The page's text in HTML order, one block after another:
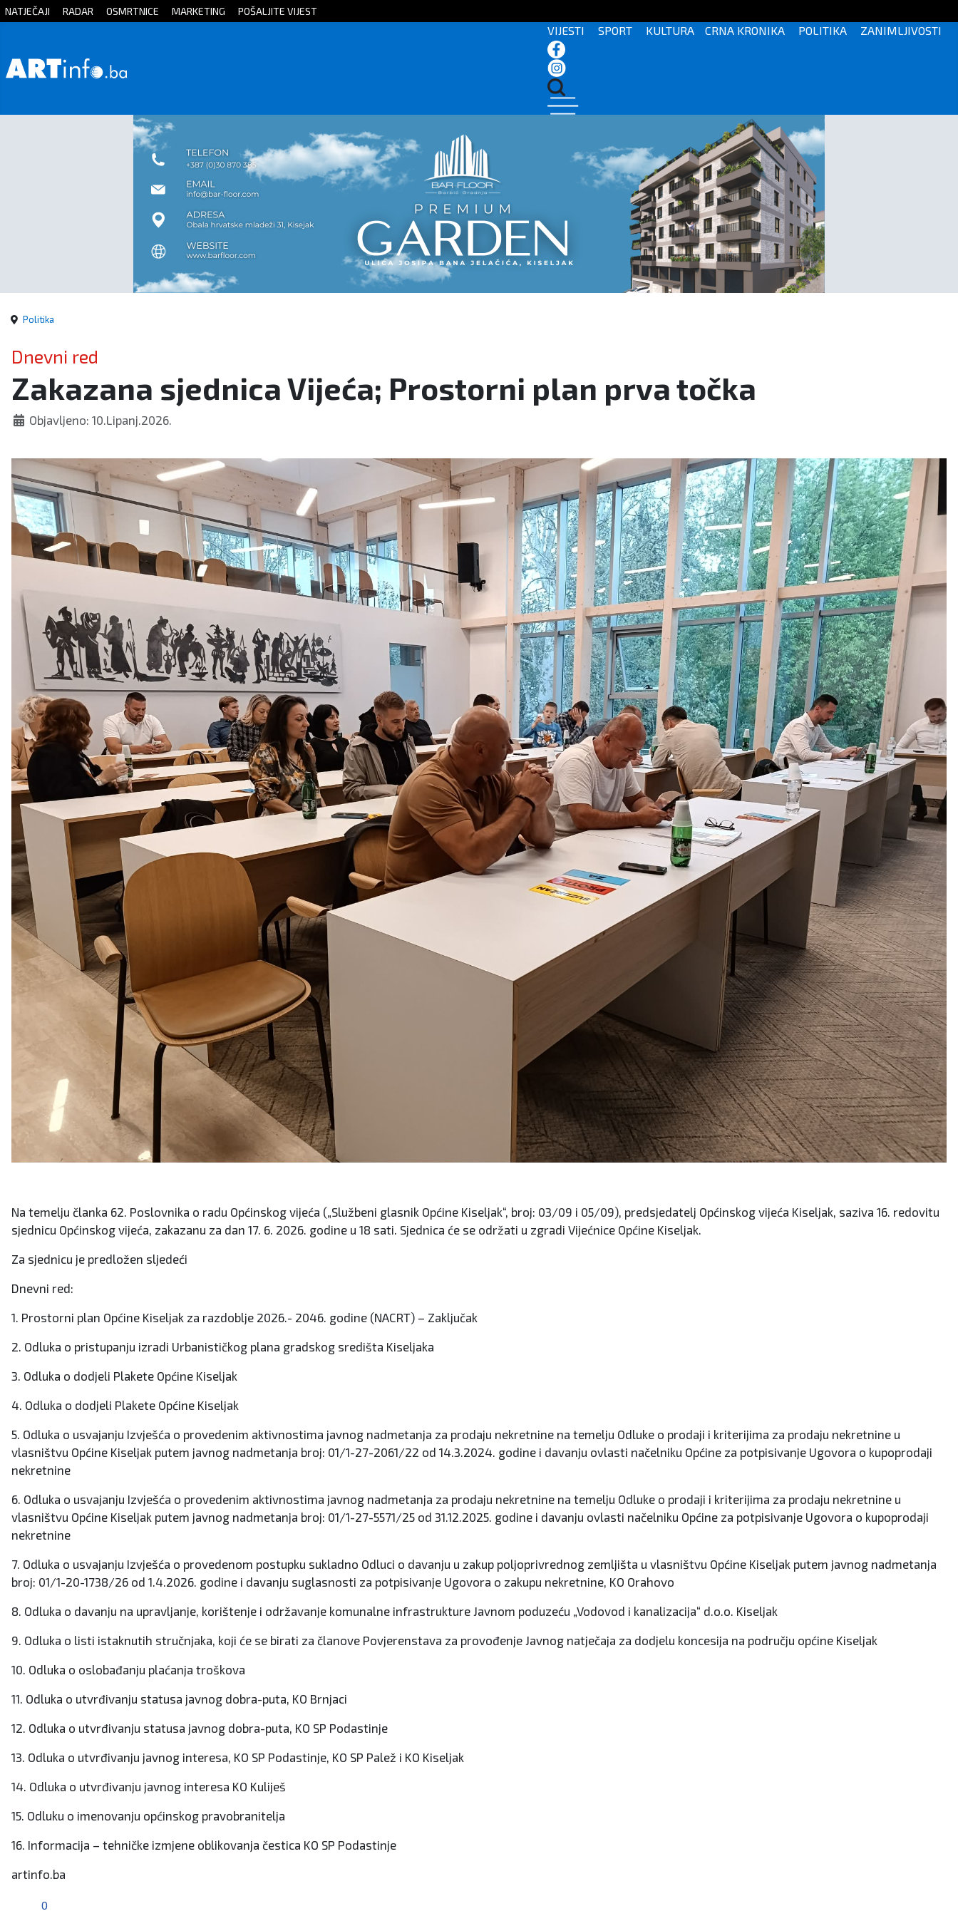
Početna
Zanimljivosti
NATJEČAJI RADAR OSMRTNICE MARKETING POŠALJITE VIJEST
VIJESTI SPORT KULTURA CRNA KRONIKA POLITIKA ZANIMLJIVOSTI
Politika
Dnevni red
Zakazana sjednica Vijeća; Prostorni plan prva točka
Objavljeno: 10.Lipanj.2026.
Na temelju članka 62. Poslovnika o radu Općinskog vijeća („Službeni glasnik Općine Kiseljak“, broj: 03/09 i 05/09), predsjedatelj Općinskog vijeća Kiseljak, saziva 16. redovitu
sjednicu Općinskog vijeća, zakazanu za dan 17. 6. 2026. godine u 18 sati. Sjednica će se održati u zgradi Vijećnice Općine Kiseljak.
Za sjednicu je predložen sljedeći
Dnevni red:
1. Prostorni plan Općine Kiseljak za razdoblje 2026.- 2046. godine (NACRT) – Zaključak
2. Odluka o pristupanju izradi Urbanističkog plana gradskog središta Kiseljaka
3. Odluka o dodjeli Plakete Općine Kiseljak
4. Odluka o dodjeli Plakete Općine Kiseljak
5. Odluka o usvajanju Izvješća o provedenim aktivnostima javnog nadmetanja za prodaju nekretnine na temelju Odluke o prodaji i kriterijima za prodaju nekretnine u
vlasništvu Općine Kiseljak putem javnog nadmetanja broj: 01/1-27-2061/22 od 14.3.2024. godine i davanju ovlasti načelniku Općine za potpisivanje Ugovora o kupoprodaji
nekretnine
6. Odluka o usvajanju Izvješća o provedenim aktivnostima javnog nadmetanja za prodaju nekretnine na temelju Odluke o prodaji i kriterijima za prodaju nekretnine u
vlasništvu Općine Kiseljak putem javnog nadmetanja broj: 01/1-27-5571/25 od 31.12.2025. godine i davanju ovlasti načelniku Općine za potpisivanje Ugovora o kupoprodaji
nekretnine
7. Odluka o usvajanju Izvješća o provedenom postupku sukladno Odluci o davanju u zakup poljoprivrednog zemljišta u vlasništvu Općine Kiseljak putem javnog nadmetanja
broj: 01/1-20-1738/26 od 1.4.2026. godine i davanju suglasnosti za potpisivanje Ugovora o zakupu nekretnine, KO Orahovo
8. Odluka o davanju na upravljanje, korištenje i održavanje komunalne infrastrukture Javnom poduzeću „Vodovod i kanalizacija“ d.o.o. Kiseljak
9. Odluka o listi istaknutih stručnjaka, koji će se birati za članove Povjerenstava za provođenje Javnog natječaja za dodjelu koncesija na području općine Kiseljak
10. Odluka o oslobađanju plaćanja troškova
11. Odluka o utvrđivanju statusa javnog dobra-puta, KO Brnjaci
12. Odluka o utvrđivanju statusa javnog dobra-puta, KO SP Podastinje
13. Odluka o utvrđivanju javnog interesa, KO SP Podastinje, KO SP Palež i KO Kiseljak
14. Odluka o utvrđivanju javnog interesa KO Kuliješ
15. Odluku o imenovanju općinskog pravobranitelja
16. Informacija – tehničke izmjene oblikovanja čestica KO SP Podastinje
artinfo.ba
0